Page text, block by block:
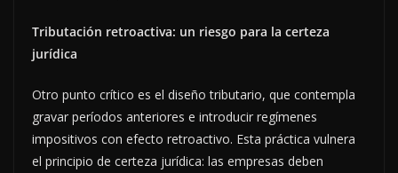
Tributación retroactiva: un riesgo para la certeza
jurídica
Otro punto crítico es el diseño tributario, que contempla
gravar períodos anteriores e introducir regímenes
impositivos con efecto retroactivo. Esta práctica vulnera
el principio de certeza jurídica: las empresas deben